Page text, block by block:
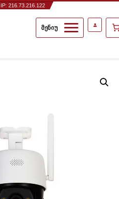
216.73.216.122
მენიუ